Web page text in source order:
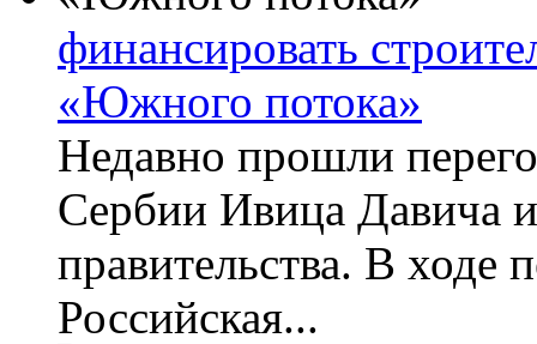
финансировать
«Южного потока»
Недавно прошли
Сербии Ивица Давича
правительства. В ходе
Российская...